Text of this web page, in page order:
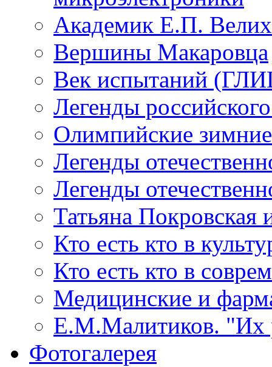
Академик Е.П.
Вершины Макаровца
Век испытаний
Легенды
Олимпийские
Легенды
Легенды
Татьяна Покровская
Кто есть кто в
Кто есть кто в
Медицинские и
Е.М.Малитиков. "Их
Фотогалерея